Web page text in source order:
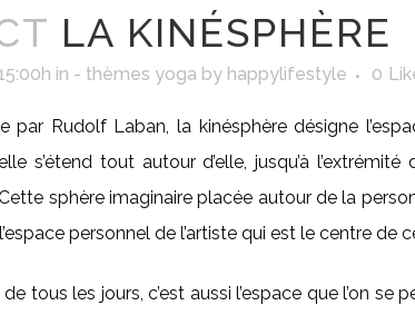
LA KINÉSPHÈRE
in - thèmes yoga by happylifestyle 0
par Rudolf Laban, la kinésphère désigne
s’étend tout autour d’elle, jusqu’à
sphère imaginaire placée autour de la
personnel de l’artiste qui est le centre de
tous les jours, c’est aussi l’espace que l’on se